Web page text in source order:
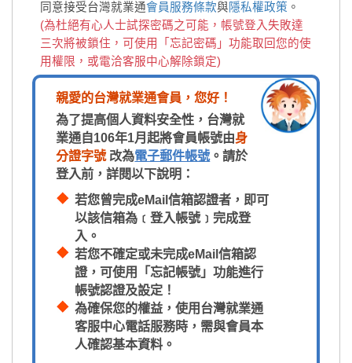
同意接受台灣就業通會員服務條款與隱私權政策 。
(為杜絕有心人士試探密碼之可能，帳號登入失敗達
三次將被鎖住，可使用「忘記密碼」功能取回您的使
用權限，或電洽客服中心解除鎖定)
親愛的台灣就業通會員，您好！
為了提高個人資料安全性，台灣就
業通自106年1月起將會員帳號由身
分證字號改為電子郵件帳號 。請於
登入前，詳閱以下說明：
若您曾完成eMail信箱認證者，即可
以該信箱為﹝登入帳號﹞完成登
入。
若您不確定或未完成eMail信箱認
證，可使用「忘記帳號」功能進行
帳號認證及設定！
為確保您的權益，使用台灣就業通
客服中心電話服務時，需與會員本
人確認基本資料。